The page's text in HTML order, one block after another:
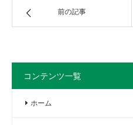
前の記事
コンテンツ一覧
ホーム